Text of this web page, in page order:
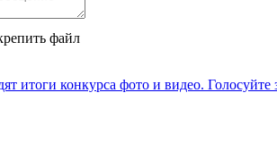
файл
итоги конкурса фото и видео.